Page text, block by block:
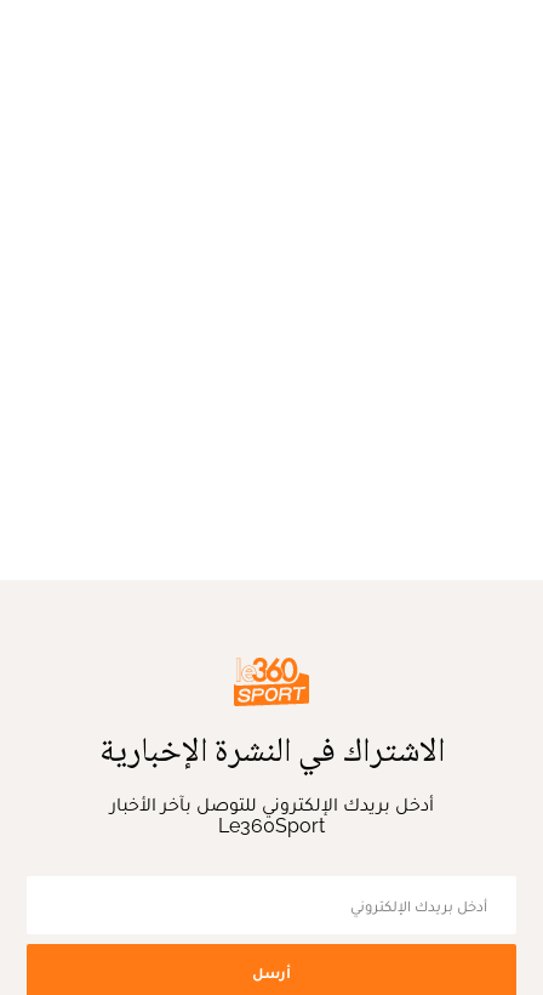
الاشتراك في النشرة الإخبارية
أدخل بريدك الإلكتروني للتوصل بآخر الأخبار
Le360Sport
أرسل